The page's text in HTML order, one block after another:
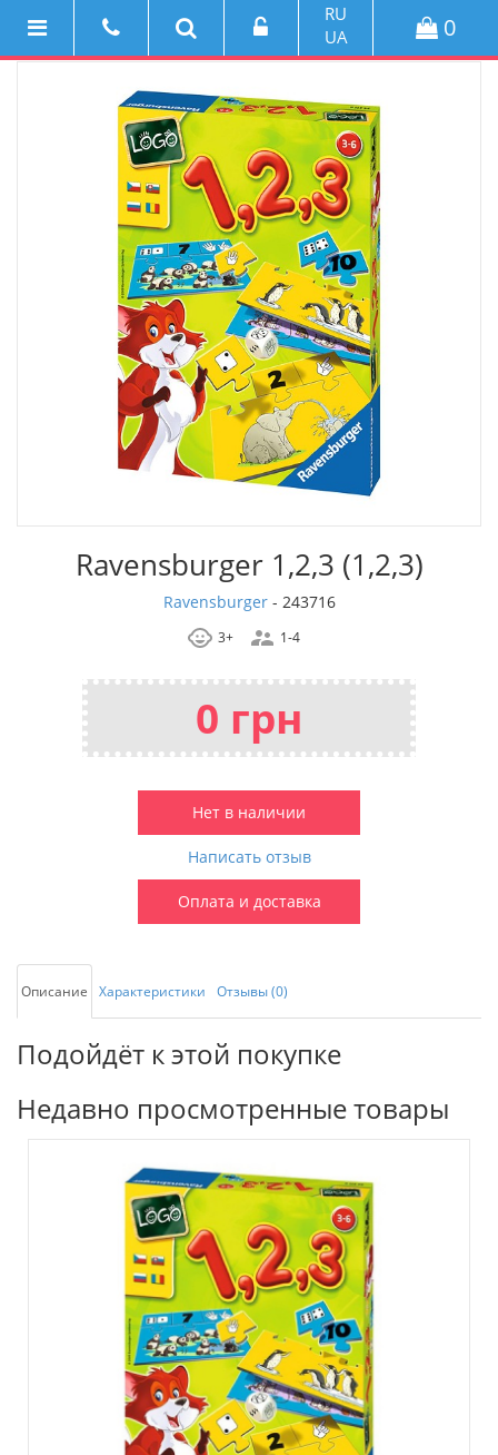
RU
UA
0
Ravensburger 1,2,3 (1,2,3)
Ravensburger - 243716
3+ 1-4
0 грн
Нет в наличии
Написать отзыв
Оплата и доставка
Описание Характеристики Отзывы (0)
Подойдёт к этой покупке
Недавно просмотренные товары